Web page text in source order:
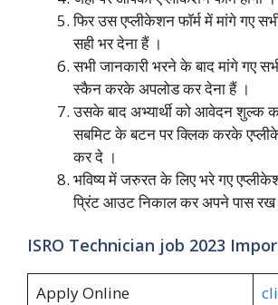
फिर उस एप्लीकेशन फॉर्म में मांगे गए
सही भर देना हैं ।
सभी जानकारी भरने के बाद मांगे गए
स्कैन करके अपलोड कर देना हैं ।
उसके बाद अभ्यार्थी को आवेदन शुल्क
सबमिट के बटन पर क्लिक करके
कर दे ।
भविष्य में जरुरत के लिए भरे गए
प्रिंट आउट निकाल कर अपने पास
ISRO Technician job 2023
Apply Online